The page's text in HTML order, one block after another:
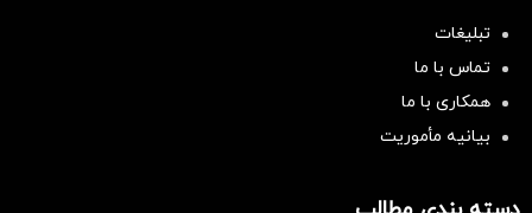
تبلیغات
تماس با ما
همکاری با ما
بیانیه مأموریت